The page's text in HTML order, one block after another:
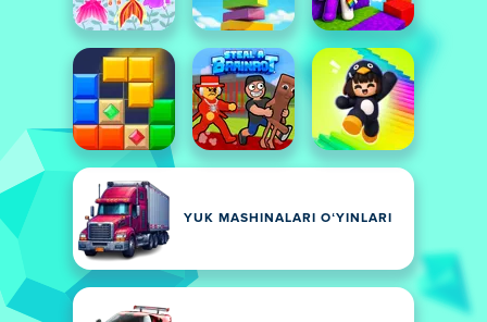
YUK MASHINALARI OʻYINLARI